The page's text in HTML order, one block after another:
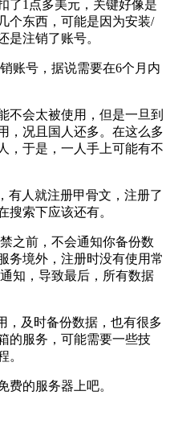
了1点多美元，关键好像是
个东西，可能是因为安装/
是注销了账号。
账号，据说需要在6个月内
不会太被使用，但是一旦到
，况且国人还多。在这么多
，于是，一人手上可能有不
有人就注册甲骨文，注册了
搜索下应该还有。
之前，不会通知你备份数
务境外，注册时没有使用常
知，导致最后，所有数据
，及时备份数据，也有很多
的服务，可能需要一些技
。
费的服务器上吧。